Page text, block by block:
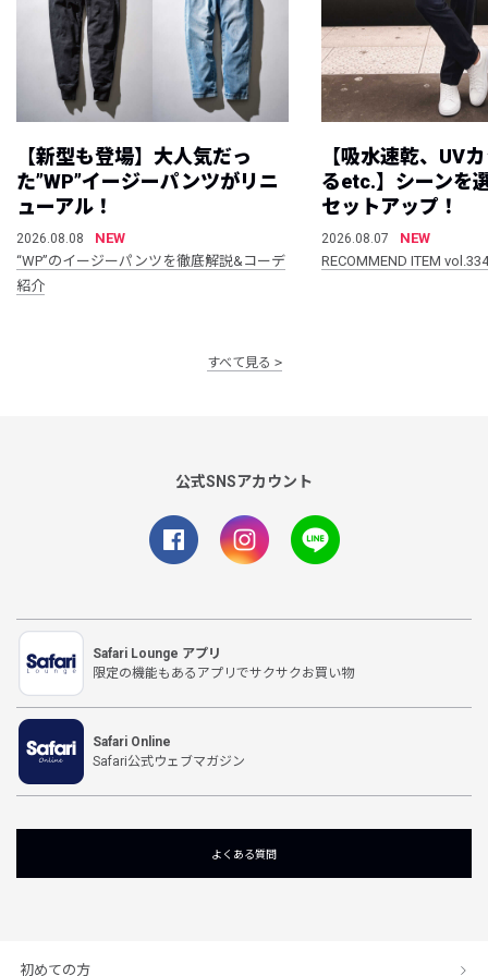
【新型も登場】大人気だっ
た”WP”イージーパンツがリニ
ューアル！
2026.08.08
NEW
“WP”のイージーパンツを徹底解説&コーデ
紹介
【吸水速乾、UV
るetc.】シーンを
セットアップ！
2026.08.07
NEW
RECOMMEND ITEM vol.334
すべて見る
公式SNSアカウント
Safari Lounge アプリ
限定の機能もあるアプリでサクサクお買い物
Safari Online
Safari公式ウェブマガジン
よくある質問
初めての方